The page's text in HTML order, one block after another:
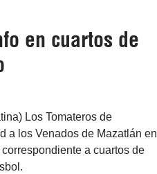
en cuartos de
Los Tomateros de
a los Venados de Mazatlán en
a cuartos de